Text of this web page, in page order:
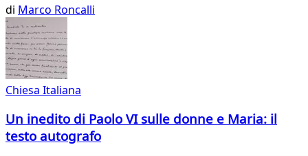
di Marco Roncalli
Chiesa Italiana
Un inedito di Paolo VI sulle donne e Maria: il
testo autografo